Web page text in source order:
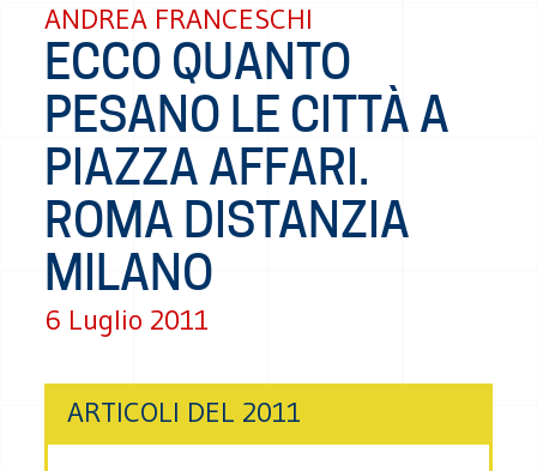
ANDREA FRANCESCHI
ECCO QUANTO
PESANO LE CITTÀ A
PIAZZA AFFARI.
ROMA DISTANZIA
MILANO
6 Luglio 2011
ARTICOLI DEL 2011